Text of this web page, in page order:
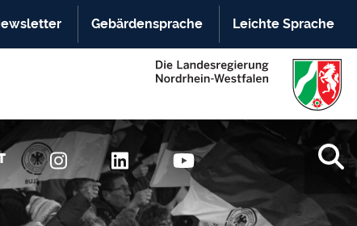
Gebärdensprache Leichte Sprache